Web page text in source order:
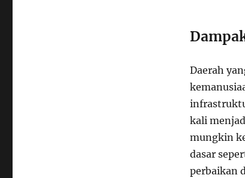
Daerah
kali
mungkin
dasar
perbaikan